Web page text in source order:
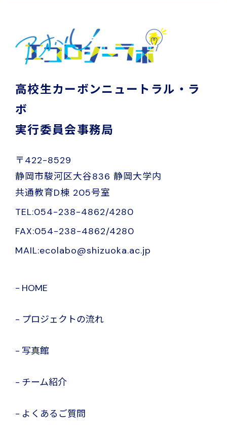
高校生カーボンニュートラル・ラ
ボ
実行委員会事務局
〒422-8529
静岡市駿河区大谷836 静岡大学内
共通教育D棟 205号室
TEL:054-238-4862/4280
FAX:054-238-4862/4280
MAIL:ecolabo@shizuoka.ac.jp
HOME
プロジェクトの流れ
写真館
チーム紹介
よくあるご質問